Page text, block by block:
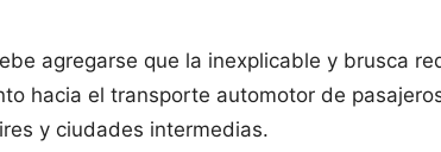
agregarse que la inexplicable y brusca
hacia el transporte automotor de
y ciudades intermedias.